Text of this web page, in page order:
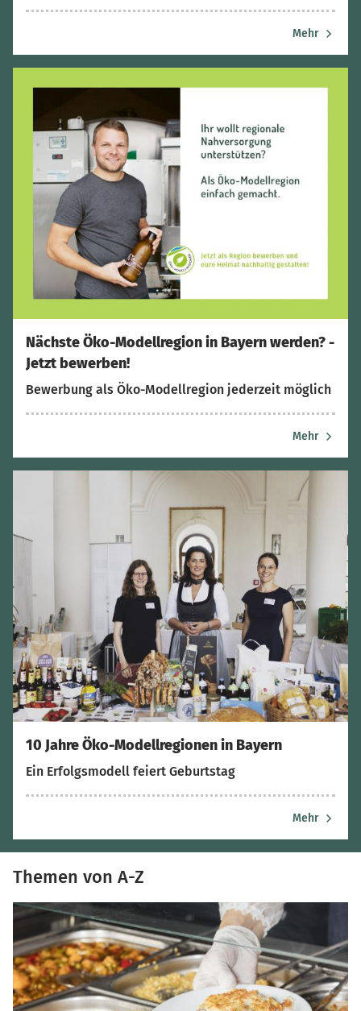
Mehr
Nächste Öko-Modellregion in Bayern werden? -
Jetzt bewerben!
Bewerbung als Öko-Modellregion jederzeit möglich
Mehr
10 Jahre Öko-Modellregionen in Bayern
Ein Erfolgsmodell feiert Geburtstag
Mehr
Themen von A-Z